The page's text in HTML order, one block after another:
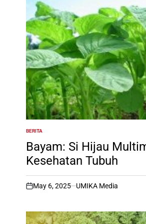
POSTED
IN
BERITA
Bayam: Si Hijau
Kesehatan Tubuh
on
May 6, 2025 UMIKA Media